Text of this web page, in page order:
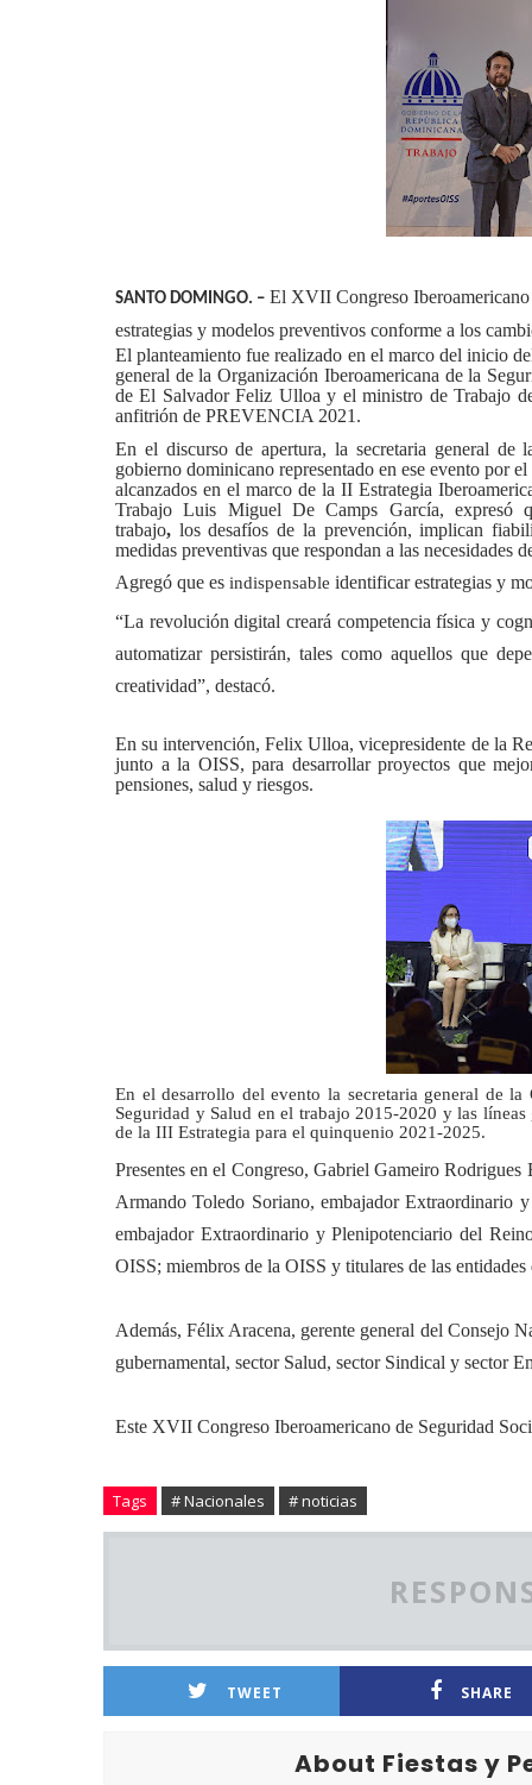
SANTO DOMINGO. – El XVII Congreso Iberoamericano
estrategias y modelos preventivos conforme a los
El planteamiento fue realizado en el marco del inicio
general de la Organización Iberoamericana de la
de El Salvador Feliz Ulloa y el ministro de Trabajo
anfitrión de PREVENCIA 2021.
En el discurso de apertura, la secretaria general
gobierno dominicano representado en ese evento por
alcanzados en el marco de la II Estrategia
Trabajo Luis Miguel De Camps García, expresó
trabajo, los desafíos de la prevención, implican
medidas preventivas que respondan a las necesidades
Agregó que es indispensable identificar estrategias y
“La revolución digital creará competencia física y
automatizar persistirán, tales como aquellos que
creatividad”, destacó.
En su intervención, Felix Ulloa, vicepresidente de la
junto a la OISS, para desarrollar proyectos que
pensiones, salud y riesgos.
En el desarrollo del evento la secretaria general de
Seguridad y Salud en el trabajo 2015-2020 y las
de la III Estrategia para el quinquenio 2021-2025.
Presentes en el Congreso, Gabriel Gameiro Rodrigues
Armando Toledo Soriano, embajador Extraordinario
embajador Extraordinario y Plenipotenciario del
OISS; miembros de la OISS y titulares de las entidades
Además, Félix Aracena, gerente general del Consejo
gubernamental, sector Salud, sector Sindical y sector
Este XVII Congreso Iberoamericano de Seguridad
Tags # Nacionales # noticias
TWEET SHARE
About Fiestas y